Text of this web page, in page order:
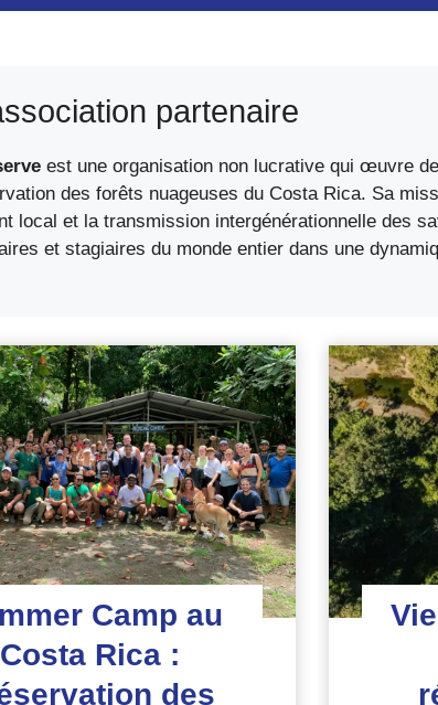
partenaire
est une organisation non lucrative qui œuvre
des forêts nuageuses du Costa Rica. Sa
local et la transmission intergénérationnelle des
et stagiaires du monde entier dans une
Camp au
Costa Rica :
des